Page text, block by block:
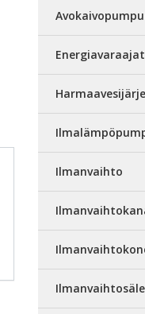
Energiavaraajat
Ilmanvaihto